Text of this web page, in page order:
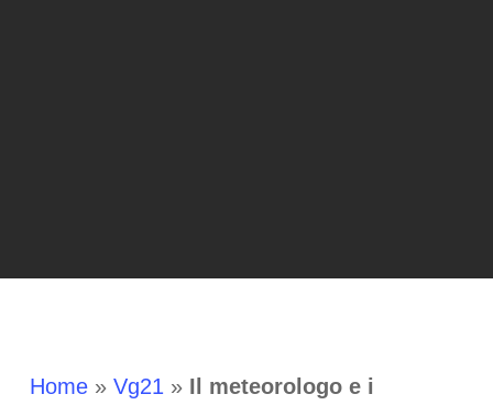
Home» Vg21 » Il meteorologo e i